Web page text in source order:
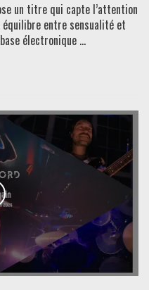
un titre qui capte l’attention
entre sensualité et
électronique ...